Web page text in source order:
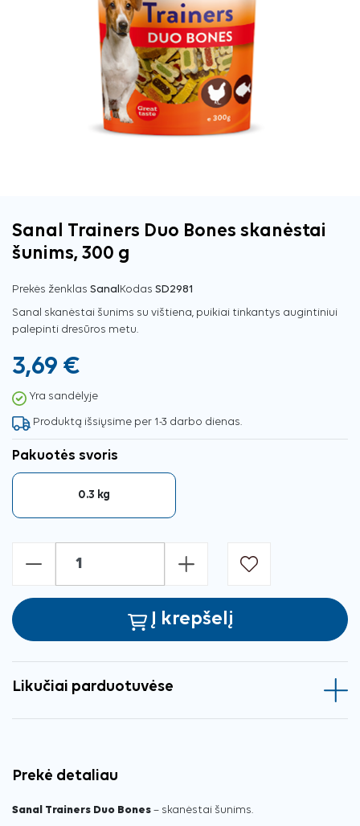
Sanal Trainers Duo Bones skanėstai
šunims, 300 g
Prekės ženklas SanalKodas SD2981
Sanal skanėstai šunims su vištiena, puikiai tinkantys augintiniui
palepinti dresūros metu.
3,69 €
Yra sandėlyje
Produktą išsiųsime per 1-3 darbo dienas.
Pakuotės svoris
0.3 kg
- +
Į krepšelį
Likučiai parduotuvėse
Prekė detaliau
Sanal Trainers Duo Bones – skanėstai šunims.